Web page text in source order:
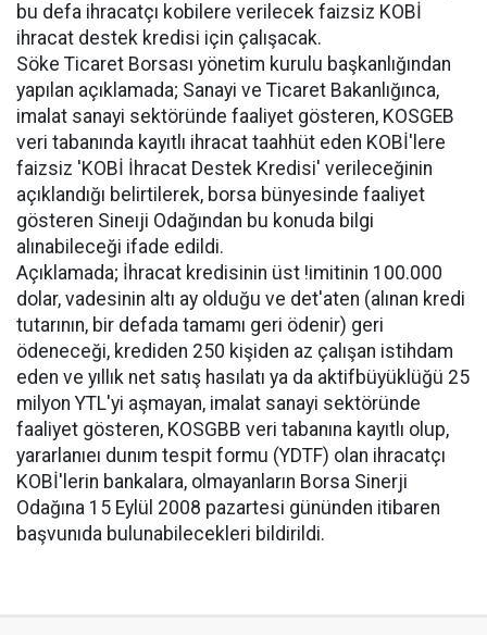
bu defa ihracatçı kobilere verilecek faizsiz KOBİ
ihracat destek kredisi için çalışacak.
Söke Ticaret Borsası yönetim kurulu başkanlığından
yapılan açıklamada; Sanayi ve Ticaret Bakanlığınca,
imalat sanayi sektöründe faaliyet gösteren, KOSGEB
veri tabanında kayıtlı ihracat taahhüt eden KOBİ'lere
faizsiz 'KOBİ İhracat Destek Kredisi' verileceğinin
açıklandığı belirtilerek, borsa bünyesinde faaliyet
gösteren Sineıji Odağından bu konuda bilgi
alınabileceği ifade edildi.
Açıklamada; İhracat kredisinin üst !imitinin 100.000
dolar, vadesinin altı ay olduğu ve det'aten (alınan kredi
tutarının, bir defada tamamı geri ödenir) geri
ödeneceği, krediden 250 kişiden az çalışan istihdam
eden ve yıllık net satış hasılatı ya da aktifbüyüklüğü 25
milyon YTL'yi aşmayan, imalat sanayi sektöründe
faaliyet gösteren, KOSGBB veri tabanına kayıtlı olup,
yararlanıeı dunım tespit formu (YDTF) olan ihracatçı
KOBİ'lerin bankalara, olmayanların Borsa Sinerji
Odağına 15 Eylül 2008 pazartesi gününden itibaren
başvunıda bulunabilecekleri bildirildi.